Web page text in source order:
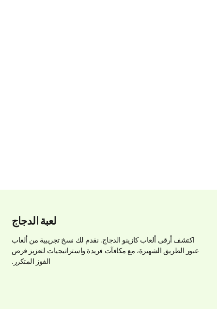
لعبة الدجاج
اكتشف أرقى ألعاب كازينو الدجاج. نقدم لك نسخ تجريبية من ألعاب
عبور الطريق الشهيرة، مع مكافآت فريدة واستراتيجيات لتعزيز فرص
الفوز المتكرر.